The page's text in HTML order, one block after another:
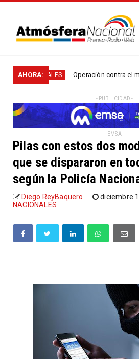
AHORA: Operación contra el
- PUBLICIDAD -
EMSA
Pilas con estos dos
que se dispararon en
según la Policía
Diego ReyBaquero
diciembre
NACIONALES